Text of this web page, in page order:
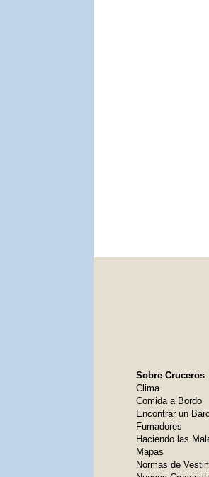
Sobre Cruceros
Clima
Comida a Bordo
Encontrar un
Fumadores
Haciendo las
Mapas
Normas de